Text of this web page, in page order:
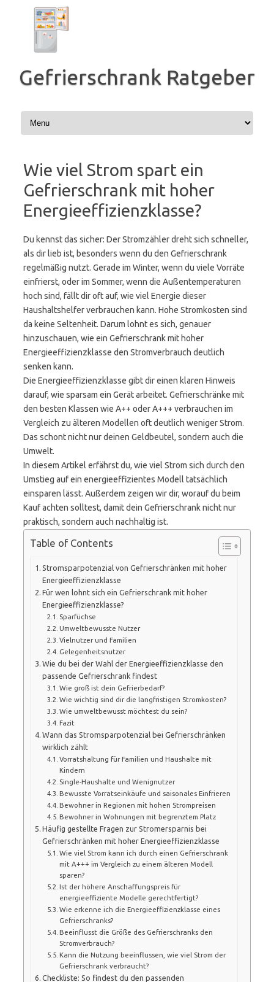
springen
Gefrierschrank Ratgeber
Wie viel Strom spart ein
Gefrierschrank mit hoher
Energieeffizienzklasse?
Du kennst das sicher: Der Stromzähler dreht sich schneller,
als dir lieb ist, besonders wenn du den Gefrierschrank
regelmäßig nutzt. Gerade im Winter, wenn du viele Vorräte
einfrierst, oder im Sommer, wenn die Außentemperaturen
hoch sind, fällt dir oft auf, wie viel Energie dieser
Haushaltshelfer verbrauchen kann. Hohe Stromkosten sind
da keine Seltenheit. Darum lohnt es sich, genauer
hinzuschauen, wie ein Gefrierschrank mit hoher
Energieeffizienzklasse den Stromverbrauch deutlich
senken kann.
Die Energieeffizienzklasse gibt dir einen klaren Hinweis
darauf, wie sparsam ein Gerät arbeitet. Gefrierschränke mit
den besten Klassen wie A++ oder A+++ verbrauchen im
Vergleich zu älteren Modellen oft deutlich weniger Strom.
Das schont nicht nur deinen Geldbeutel, sondern auch die
Umwelt.
In diesem Artikel erfährst du, wie viel Strom sich durch den
Umstieg auf ein energieeffizientes Modell tatsächlich
einsparen lässt. Außerdem zeigen wir dir, worauf du beim
Kauf achten solltest, damit dein Gefrierschrank nicht nur
praktisch, sondern auch nachhaltig ist.
Table of Contents
Stromsparpotenzial von Gefrierschränken mit hoher
Energieeffizienzklasse
Für wen lohnt sich ein Gefrierschrank mit hoher
Energieeffizienzklasse?
Sparfüchse
Umweltbewusste Nutzer
Vielnutzer und Familien
Gelegenheitsnutzer
Wie du bei der Wahl der Energieeffizienzklasse den
passende Gefrierschrank findest
Wie groß ist dein Gefrierbedarf?
Wie wichtig sind dir die langfristigen Stromkosten?
Wie umweltbewusst möchtest du sein?
Fazit
Wann das Stromsparpotenzial bei Gefrierschränken
wirklich zählt
Vorratshaltung für Familien und Haushalte mit
Kindern
Single-Haushalte und Wenignutzer
Bewusste Vorratseinkäufe und saisonales Einfrieren
Bewohner in Regionen mit hohen Strompreisen
Bewohner in Wohnungen mit begrenztem Platz
Häufig gestellte Fragen zur Stromersparnis bei
Gefrierschränken mit hoher Energieeffizienzklasse
Wie viel Strom kann ich durch einen Gefrierschrank
mit A+++ im Vergleich zu einem älteren Modell
sparen?
Ist der höhere Anschaffungspreis für
energieeffiziente Modelle gerechtfertigt?
Wie erkenne ich die Energieeffizienzklasse eines
Gefrierschranks?
Beeinflusst die Größe des Gefrierschranks den
Stromverbrauch?
Kann die Nutzung beeinflussen, wie viel Strom der
Gefrierschrank verbraucht?
Checkliste: So findest du den passenden